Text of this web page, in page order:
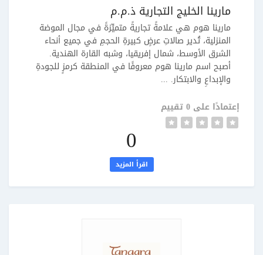
مارينا الخليج التجارية ذ.م.م
مارينا هوم هي علامةً تجاريةً متميِّزةً في مجال الموضة
المنزلية، تُدير صالاتِ عرضٍ كبيرةِ الحجمِ في جميع أنحاء
الشرق الأوسط، شمال إفريقيا، وشبه القارة الهندية.
أصبح اسم مارينا هوم معروفًا في المنطقة كرمزٍ للجودةِ
والإبداعِ والابتكار. ...
إعتمادًا على 0 تقييم
0
اقرأ المزيد